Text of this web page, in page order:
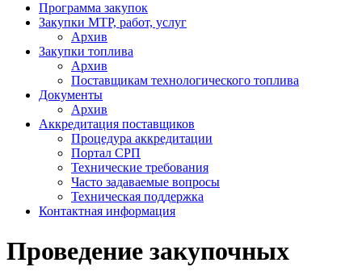
Программа закупок
Закупки МТР, работ, услуг
Архив
Закупки топлива
Архив
Поставщикам технологического топлива
Документы
Архив
Аккредитация поставщиков
Процедура аккредитации
Портал СРП
Технические требования
Часто задаваемые вопросы
Техническая поддержка
Контактная информация
Проведение закупочных